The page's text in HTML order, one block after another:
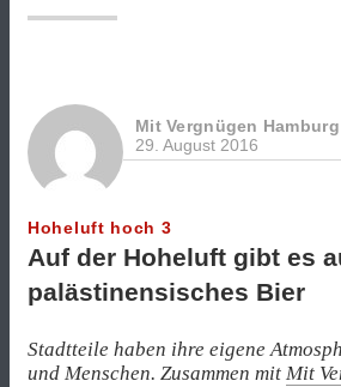
Mit Vergnügen Hamburg
29. August 2016
Hoheluft hoch 3
Auf der Hoheluft gibt es
palästinensisches Bier
Stadtteile haben ihre eigene
und Menschen. Zusammen mit Mit